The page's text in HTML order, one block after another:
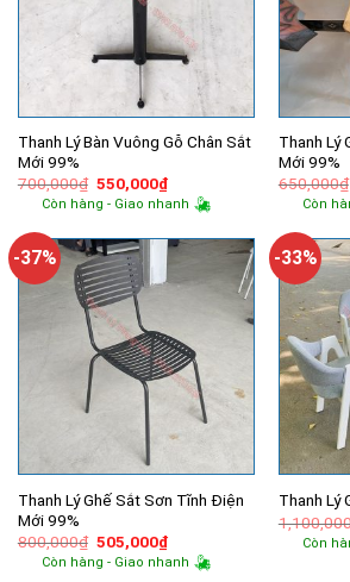
Thanh Lý Bàn Vuông Gỗ Chân Sắt
Mới 99%
700,000₫ Giá
gốc
là:
550,000₫Giá
hiện
tại
550,000₫.
Còn hàng - Giao nhanh
Thanh Lý
Mới 99%
650,000₫
Còn
-37%
Thanh Lý Ghế Sắt Sơn Tĩnh Điện
Mới 99%
800,000₫ Giá
gốc
là:
505,000₫Giá
hiện
tại
Còn hàng - Giao nhanh
-33%
Thanh Lý
Còn